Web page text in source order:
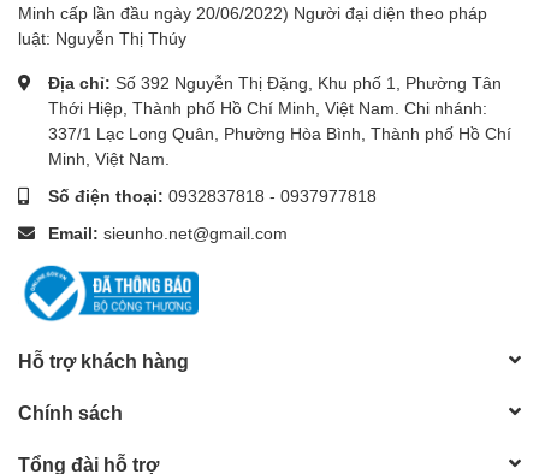
Minh cấp lần đầu ngày 20/06/2022) Người đại diện theo pháp
luật: Nguyễn Thị Thúy
Địa chỉ: Số 392 Nguyễn Thị Đặng, Khu phố 1, Phường Tân
Thới Hiệp, Thành phố Hồ Chí Minh, Việt Nam. Chi nhánh:
337/1 Lạc Long Quân, Phường Hòa Bình, Thành phố Hồ Chí
Minh, Việt Nam.
Số điện thoại: 0932837818 - 0937977818
Email: sieunho.net@gmail.com
Hỗ trợ khách hàng
Chính sách
Tổng đài hỗ trợ